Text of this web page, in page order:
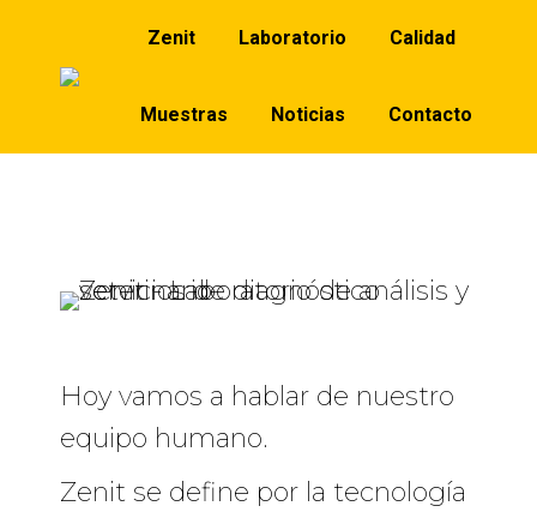
Zenit Laboratorio Calidad
Muestras Noticias Contacto
Hoy vamos a hablar de nuestro
equipo humano.
Zenit se define por la tecnología